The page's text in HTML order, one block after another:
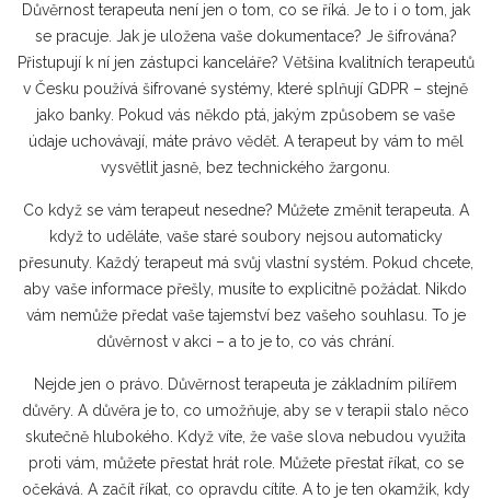
Důvěrnost terapeuta není jen o tom, co se říká. Je to i o tom, jak
se pracuje. Jak je uložena vaše dokumentace? Je šifrována?
Přistupují k ní jen zástupci kanceláře? Většina kvalitních terapeutů
v Česku používá šifrované systémy, které splňují GDPR – stejně
jako banky. Pokud vás někdo ptá, jakým způsobem se vaše
údaje uchovávají, máte právo vědět. A terapeut by vám to měl
vysvětlit jasně, bez technického žargonu.
Co když se vám terapeut nesedne? Můžete změnit terapeuta. A
když to uděláte, vaše staré soubory nejsou automaticky
přesunuty. Každý terapeut má svůj vlastní systém. Pokud chcete,
aby vaše informace přešly, musíte to explicitně požádat. Nikdo
vám nemůže předat vaše tajemství bez vašeho souhlasu. To je
důvěrnost v akci – a to je to, co vás chrání.
Nejde jen o právo. Důvěrnost terapeuta je základním pilířem
důvěry. A důvěra je to, co umožňuje, aby se v terapii stalo něco
skutečně hlubokého. Když víte, že vaše slova nebudou využita
proti vám, můžete přestat hrát role. Můžete přestat říkat, co se
očekává. A začít říkat, co opravdu cítíte. A to je ten okamžik, kdy